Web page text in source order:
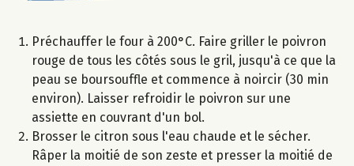
Préchauffer le four à 200°C. Faire griller le poivron
rouge de tous les côtés sous le gril, jusqu'à ce que la
peau se boursouffle et commence à noircir (30 min
environ). Laisser refroidir le poivron sur une
assiette en couvrant d'un bol.
Brosser le citron sous l'eau chaude et le sécher.
Râper la moitié de son zeste et presser la moitié de